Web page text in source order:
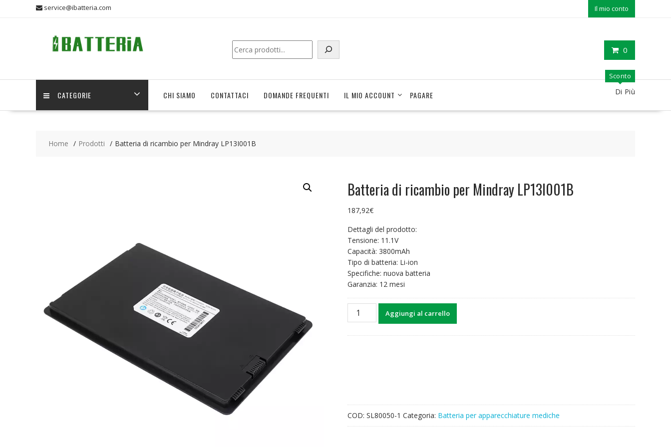
service@ibatteria.com Il mio conto
0
Cerca
CATEGORIE CHI SIAMO CONTATTACI DOMANDE FREQUENTI IL MIO ACCOUNT PAGARE
Sconto
Di Più
Home Prodotti Batteria di ricambio per Mindray LP13I001B
Batteria di ricambio per Mindray LP13I001B
187,92€
Dettagli del prodotto:
Tensione: 11.1V
Capacità: 3800mAh
Tipo di batteria: Li-ion
Specifiche: nuova batteria
Garanzia: 12 mesi
Batteria
Aggiungi al carrello
COD: SL80050-1 Categoria: Batteria per apparecchiature mediche